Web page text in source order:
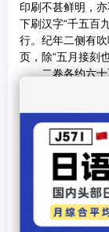
印刷不甚鲜明，
下刷汉字“千五百
行。纪年二侧有
页，除“五月接刻
二卷各约六十页
上所采录《奉
西教堂遗事之实
实有无其事，事
余于《奉教人
饰，如原作平易
一九
楼